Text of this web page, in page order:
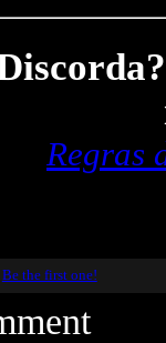
Regras
Be the first one!